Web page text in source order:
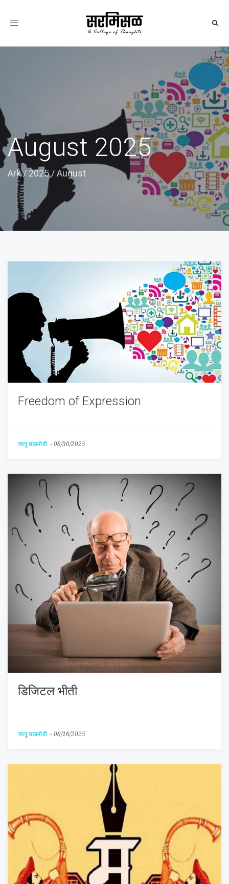
Toggle
August 2025
Ark/ 2025/August
Freedom of Expression
चालू घडामोडी - 08/30/2025
डिजिटल भीती
चालू घडामोडी - 08/16/2025